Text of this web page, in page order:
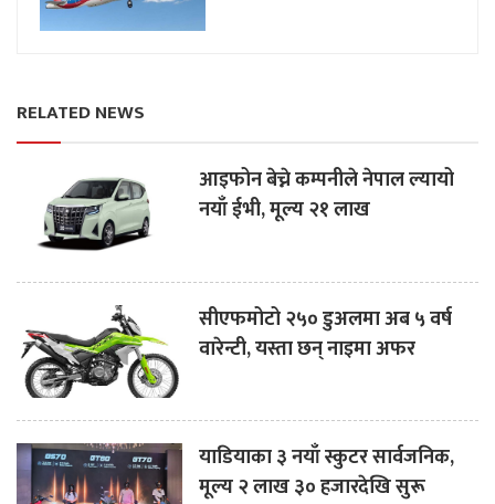
RELATED NEWS
आइफोन बेच्ने कम्पनीले नेपाल ल्यायो
नयाँ ईभी, मूल्य २१ लाख
सीएफमोटो २५० डुअलमा अब ५ वर्ष
वारेन्टी, यस्ता छन् नाइमा अफर
याडियाका ३ नयाँ स्कुटर सार्वजनिक,
मूल्य २ लाख ३० हजारदेखि सुरू